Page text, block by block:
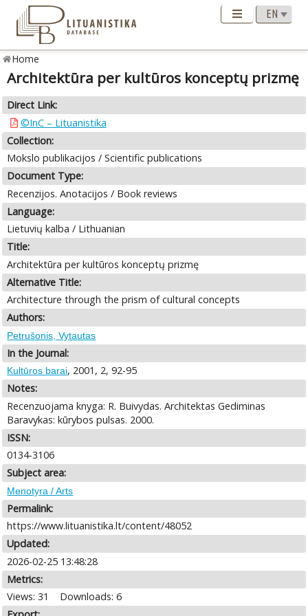
Home
Architektūra per kultūros konceptų prizmę
Direct Link:
©InC – Lituanistika
Collection:
Mokslo publikacijos / Scientific publications
Document Type:
Recenzijos. Anotacijos / Book reviews
Language:
Lietuvių kalba / Lithuanian
Title:
Architektūra per kultūros konceptų prizmę
Alternative Title:
Architecture through the prism of cultural concepts
Authors:
Petrušonis, Vytautas
In the Journal:
Kultūros barai, 2001, 2, 92-95
Notes:
Recenzuojama knyga: R. Buivydas. Architektas Gediminas
Baravykas: kūrybos pulsas. 2000.
ISSN:
0134-3106
Subject area:
Menotyra / Arts
Permalink:
https://www.lituanistika.lt/content/48052
Updated:
2026-02-25 13:48:28
Metrics:
Views: 31
Downloads: 6